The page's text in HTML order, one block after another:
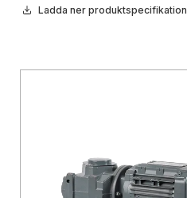
Ladda ner produktspecifikation